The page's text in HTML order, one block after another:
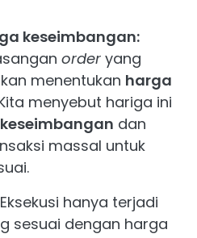
keseimbangan:
order yang
menentukan harga
menyebut hariga ini
dan
massal untuk
Eksekusi hanya terjadi
sesuai dengan harga